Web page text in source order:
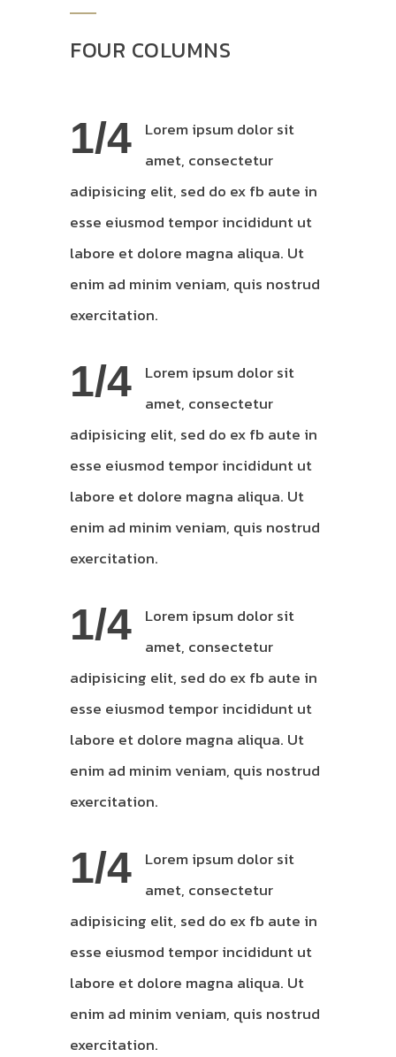
FOUR COLUMNS
1/4
Lorem ipsum dolor sit
amet, consectetur
adipisicing elit, sed do ex fb aute in
esse eiusmod tempor incididunt ut
labore et dolore magna aliqua. Ut
enim ad minim veniam, quis nostrud
exercitation.
1/4
Lorem ipsum dolor sit
amet, consectetur
adipisicing elit, sed do ex fb aute in
esse eiusmod tempor incididunt ut
labore et dolore magna aliqua. Ut
enim ad minim veniam, quis nostrud
exercitation.
1/4
Lorem ipsum dolor sit
amet, consectetur
adipisicing elit, sed do ex fb aute in
esse eiusmod tempor incididunt ut
labore et dolore magna aliqua. Ut
enim ad minim veniam, quis nostrud
exercitation.
1/4
Lorem ipsum dolor sit
amet, consectetur
adipisicing elit, sed do ex fb aute in
esse eiusmod tempor incididunt ut
labore et dolore magna aliqua. Ut
enim ad minim veniam, quis nostrud
exercitation.